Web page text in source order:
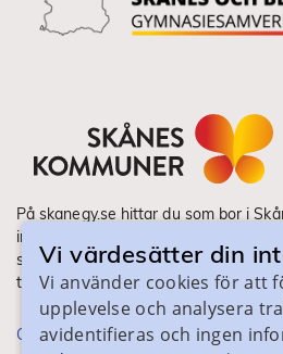
På skanegy.se hittar du som bor i
information om ditt gymnasieval. Här
som finns och hur ansökan och
tillhandahålls av Skånes Kommuner.
Om webbplatsen
Vi värdesätter din
Vi använder cookies för att
upplevelse och analysera
avidentifieras och ingen